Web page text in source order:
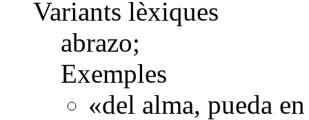
Variants lèxiques
abrazo;
Exemples
«del alma, pueda